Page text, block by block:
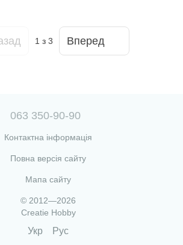
1 з 3 Вперед
063 350-90-90
Контактна інформація
Повна версія сайту
Мапа сайту
© 2012—2026
Creatie Hobby
Укр Рус